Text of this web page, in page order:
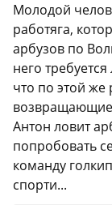
Молодой
работяга,
арбузов по
него
что по этой же
Антон ловит
попробовать
команду
спорти...